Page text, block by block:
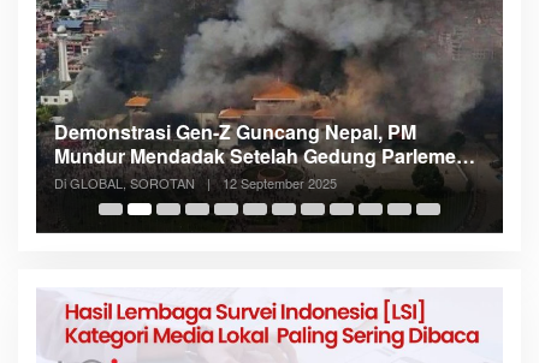
Demonstrasi Gen-Z Guncang Nepal, PM
Mundur Mendadak Setelah Gedung Parlemen
Dibakar
Di GLOBAL, SOROTAN | 12 September 2025